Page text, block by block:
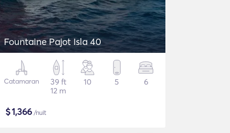
Fountaine Pajot Isla 40
Catamaran
39 ft
12 m
10 5 6
$1,366/nuit